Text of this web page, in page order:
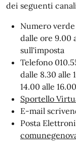
dei seguenti
Numero
dalle ore 9.00
sull'imposta
Telefono
dalle 8.30 alle
14.00 alle 16.00
Sportello
E-mail
Posta